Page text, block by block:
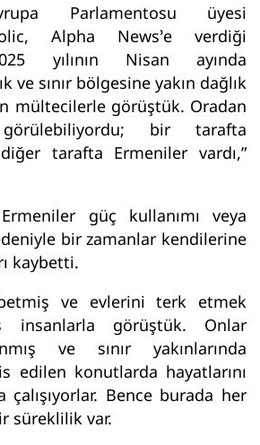
Parlamentosu üyesi
Alpha News’e verdiği
yılının Nisan ayında
ve sınır bölgesine yakın dağlık
mültecilerle görüştük. Oradan
bir tarafta
diğer tarafta Ermeniler vardı,”
güç kullanımı veya
bir zamanlar kendilerine
kaybetti.
ve evlerini terk etmek
insanlarla görüştük. Onlar
ve sınır yakınlarında
edilen konutlarda hayatlarını
çalışıyorlar. Bence burada her
süreklilik var.